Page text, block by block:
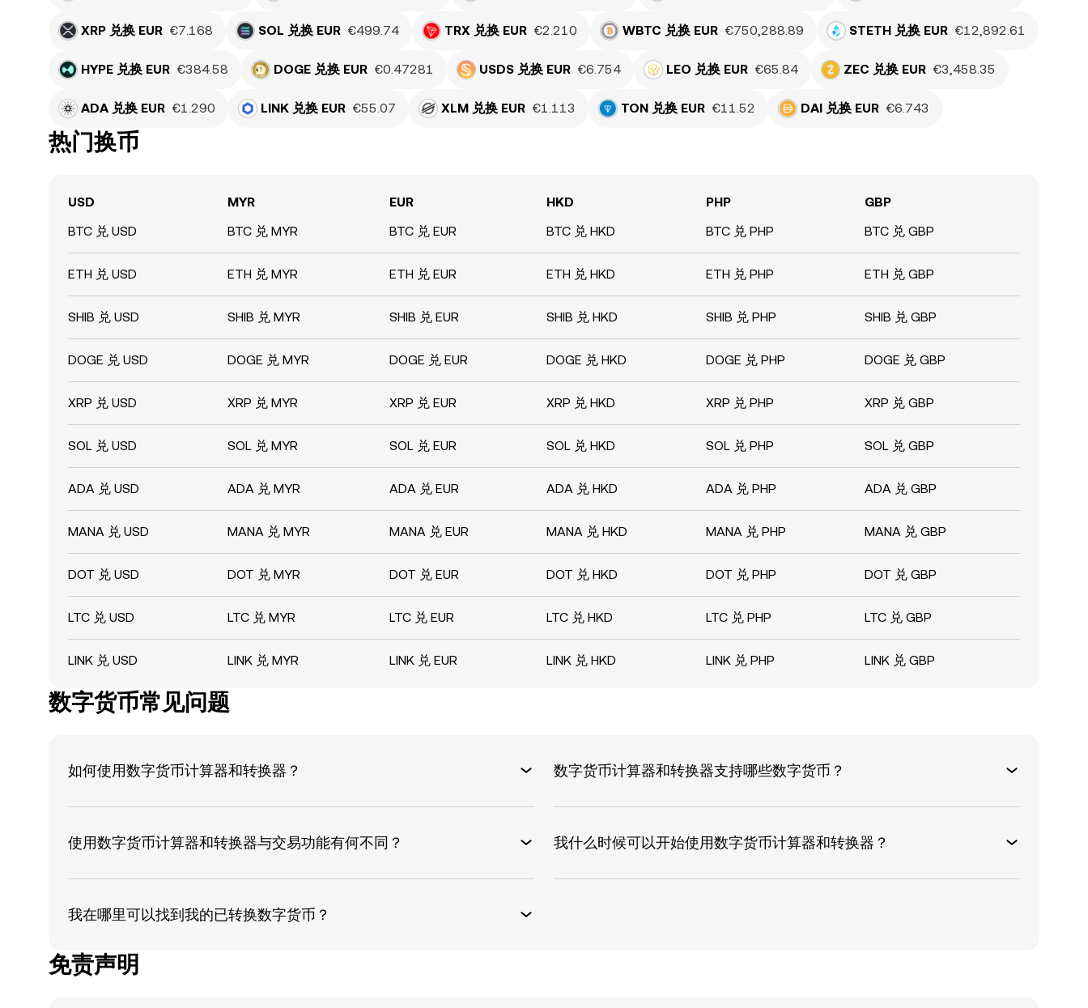
XRP 兑换 EUR €7.168 SOL 兑换 EUR €499.74 TRX 兑换 EUR €2.210 WBTC 兑换 EUR €750,288.89 STETH 兑换 EUR €12,892.61
HYPE 兑换 EUR €384.58 DOGE 兑换 EUR €0.47281 USDS 兑换 EUR €6.754 LEO 兑换 EUR €65.84 ZEC 兑换 EUR €3,458.35
ADA 兑换 EUR €1.290 LINK 兑换 EUR €55.07 XLM 兑换 EUR €1.113 TON 兑换 EUR €11.52 DAI 兑换 EUR €6.743
热门换币
USD MYR EUR HKD PHP
GBP
BTC 兑 USD
BTC 兑 MYR BTC 兑 EUR BTC 兑 HKD BTC 兑 PHP BTC 兑 GBP
ETH 兑 USD ETH 兑 MYR ETH 兑 EUR ETH 兑 HKD ETH 兑 PHP ETH 兑 GBP
SHIB 兑 USD SHIB 兑 MYR SHIB 兑 EUR SHIB 兑 HKD SHIB 兑 PHP SHIB 兑 GBP
DOGE 兑 USD DOGE 兑 MYR DOGE 兑 EUR DOGE 兑 HKD DOGE 兑 PHP DOGE 兑 GBP
XRP 兑 USD XRP 兑 MYR XRP 兑 EUR XRP 兑 HKD XRP 兑 PHP XRP 兑 GBP
SOL 兑 USD SOL 兑 MYR SOL 兑 EUR SOL 兑 HKD SOL 兑 PHP SOL 兑 GBP
ADA 兑 USD ADA 兑 MYR ADA 兑 EUR ADA 兑 HKD ADA 兑 PHP ADA 兑 GBP
MANA 兑 USD MANA 兑 MYR MANA 兑 EUR MANA 兑 HKD MANA 兑 PHP MANA 兑 GBP
DOT 兑 USD DOT 兑 MYR DOT 兑 EUR DOT 兑 HKD DOT 兑 PHP DOT 兑 GBP
LTC 兑 USD LTC 兑 MYR LTC 兑 EUR LTC 兑 HKD LTC 兑 PHP LTC 兑 GBP
LINK 兑 USD LINK 兑 MYR LINK 兑 EUR LINK 兑 HKD LINK 兑 PHP LINK 兑 GBP
数字货币常见问题
如何使用数字货币计算器和转换器？ 数字货币计算器和转换器支持哪些数字货币？
使用数字货币计算器和转换器与交易功能有何不同？ 我什么时候可以开始使用数字货币计算器和转换器？
我在哪里可以找到我的已转换数字货币？
免责声明